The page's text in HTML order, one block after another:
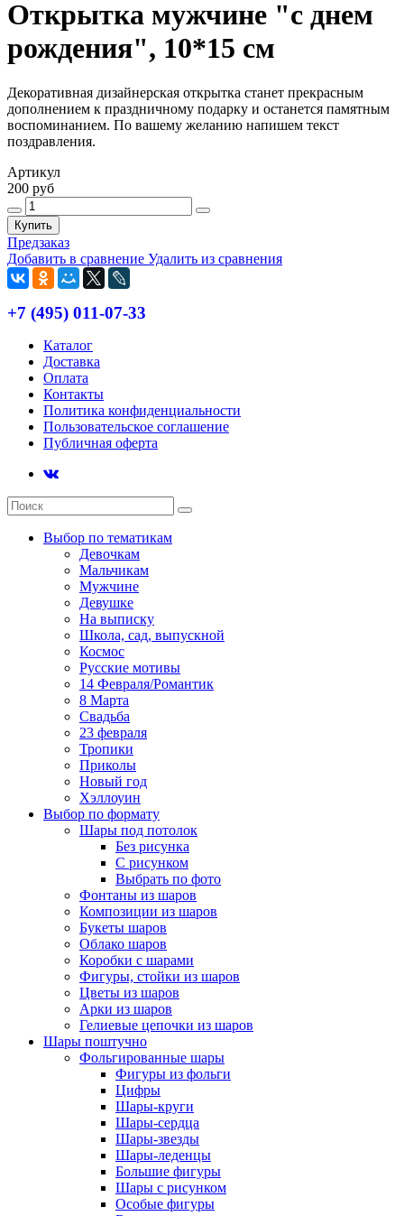
Открытка мужчине "с днем
рождения", 10*15 см
Декоративная дизайнерская открытка станет прекрасным
дополнением к праздничному подарку и останется памятным
воспоминанием. По вашему желанию напишем текст
поздравления.
Артикул
200 руб
Купить
Предзаказ
Добавить в сравнение Удалить из сравнения
+7 (495) 011-07-33
Каталог
Доставка
Оплата
Контакты
Политика конфиденциальности
Пользовательское соглашение
Публичная оферта
Выбор по тематикам
Девочкам
Мальчикам
Мужчине
Девушке
На выписку
Школа, сад, выпускной
Космос
Русские мотивы
14 Февраля/Романтик
8 Марта
Свадьба
23 февраля
Тропики
Приколы
Новый год
Хэллоуин
Выбор по формату
Шары под потолок
Без рисунка
С рисунком
Выбрать по фото
Фонтаны из шаров
Композиции из шаров
Букеты шаров
Облако шаров
Коробки с шарами
Фигуры, стойки из шаров
Цветы из шаров
Арки из шаров
Гелиевые цепочки из шаров
Шары поштучно
Фольгированные шары
Фигуры из фольги
Цифры
Шары-круги
Шары-сердца
Шары-звезды
Шары-леденцы
Большие фигуры
Шары с рисунком
Особые фигуры